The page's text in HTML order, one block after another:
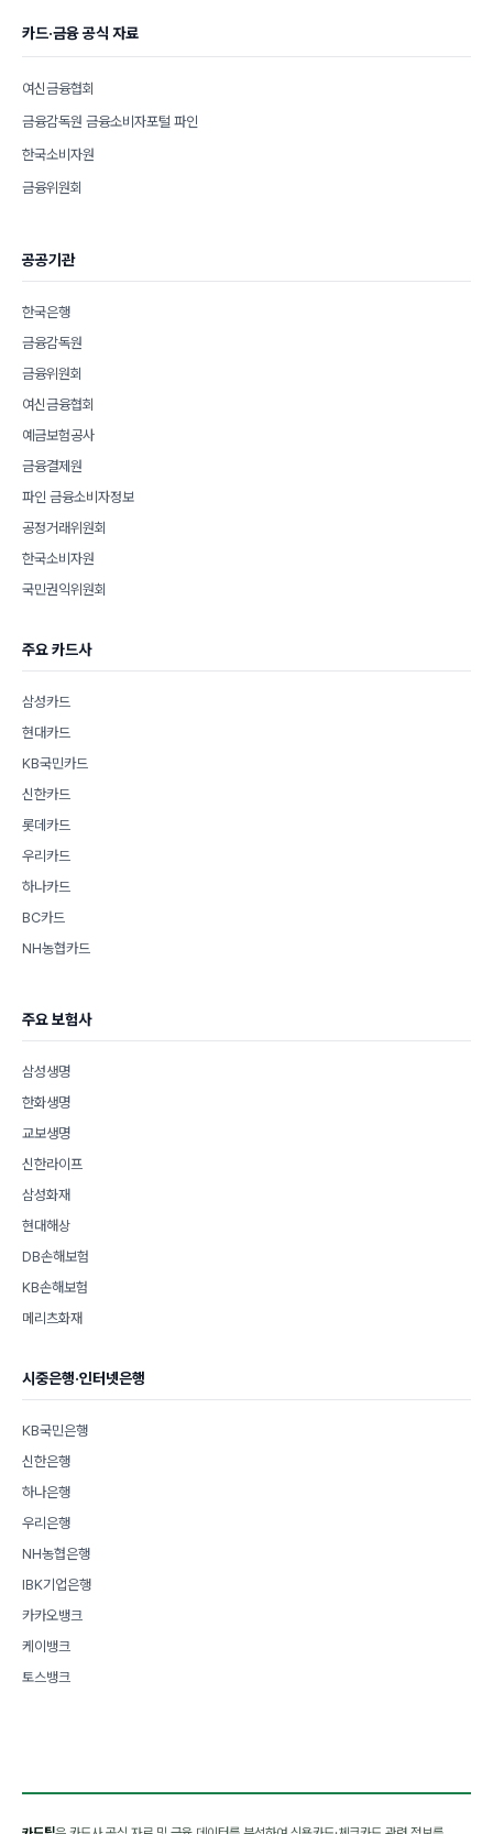
카드·금융 공식 자료
여신금융협회
금융감독원 금융소비자포털 파인
한국소비자원
금융위원회
공공기관
한국은행
금융감독원
금융위원회
여신금융협회
예금보험공사
금융결제원
파인 금융소비자정보
공정거래위원회
한국소비자원
국민권익위원회
주요 카드사
삼성카드
현대카드
KB국민카드
신한카드
롯데카드
우리카드
하나카드
BC카드
NH농협카드
주요 보험사
삼성생명
한화생명
교보생명
신한라이프
삼성화재
현대해상
DB손해보험
KB손해보험
메리츠화재
시중은행·인터넷은행
KB국민은행
신한은행
하나은행
우리은행
NH농협은행
IBK기업은행
카카오뱅크
케이뱅크
토스뱅크